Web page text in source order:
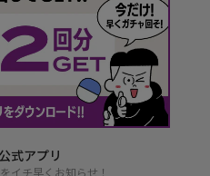
式アプリ
イチ早くお知らせ！